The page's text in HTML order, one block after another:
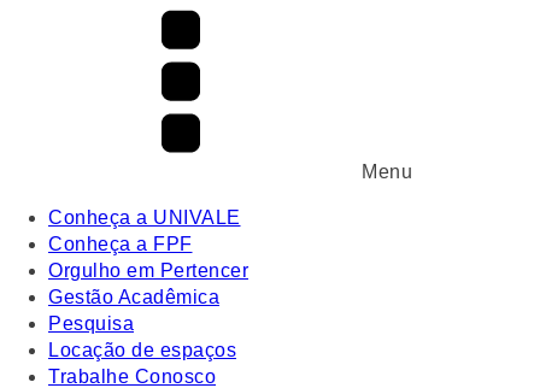
Menu
Conheça a UNIVALE
Conheça a FPF
Orgulho em Pertencer
Gestão Acadêmica
Pesquisa
Locação de espaços
Trabalhe Conosco